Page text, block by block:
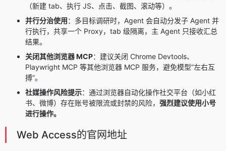
（新建 tab、执行 JS、点击、截图、滚动等）。
并行分治使用：多目标调研时，Agent 会自动分发子 Agent 并
行执行，共享一个 Proxy，tab 级隔离，主 Agent 只接收汇总
结果。
关闭其他浏览器 MCP：建议关闭 Chrome Devtools、
Playwright MCP 等其他浏览器 MCP 服务，避免模型”左右互
搏”。
社媒操作风险提示：通过浏览器自动化操作社交平台（如小红
书、微博）存在账号被限流或封禁的风险， 强烈建议使用小号
进行操作。
Web Access的官网地址